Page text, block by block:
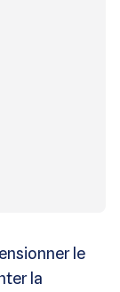
le
la